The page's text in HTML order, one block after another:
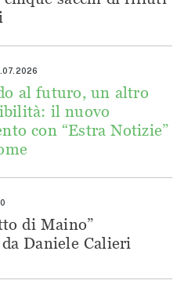
al futuro, un altro
il nuovo
con “Estra Notizie”
di Maino”
Daniele Calieri